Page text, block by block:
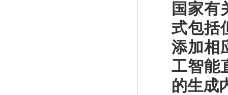
国家有
式包括
添加相
工智能
的生成